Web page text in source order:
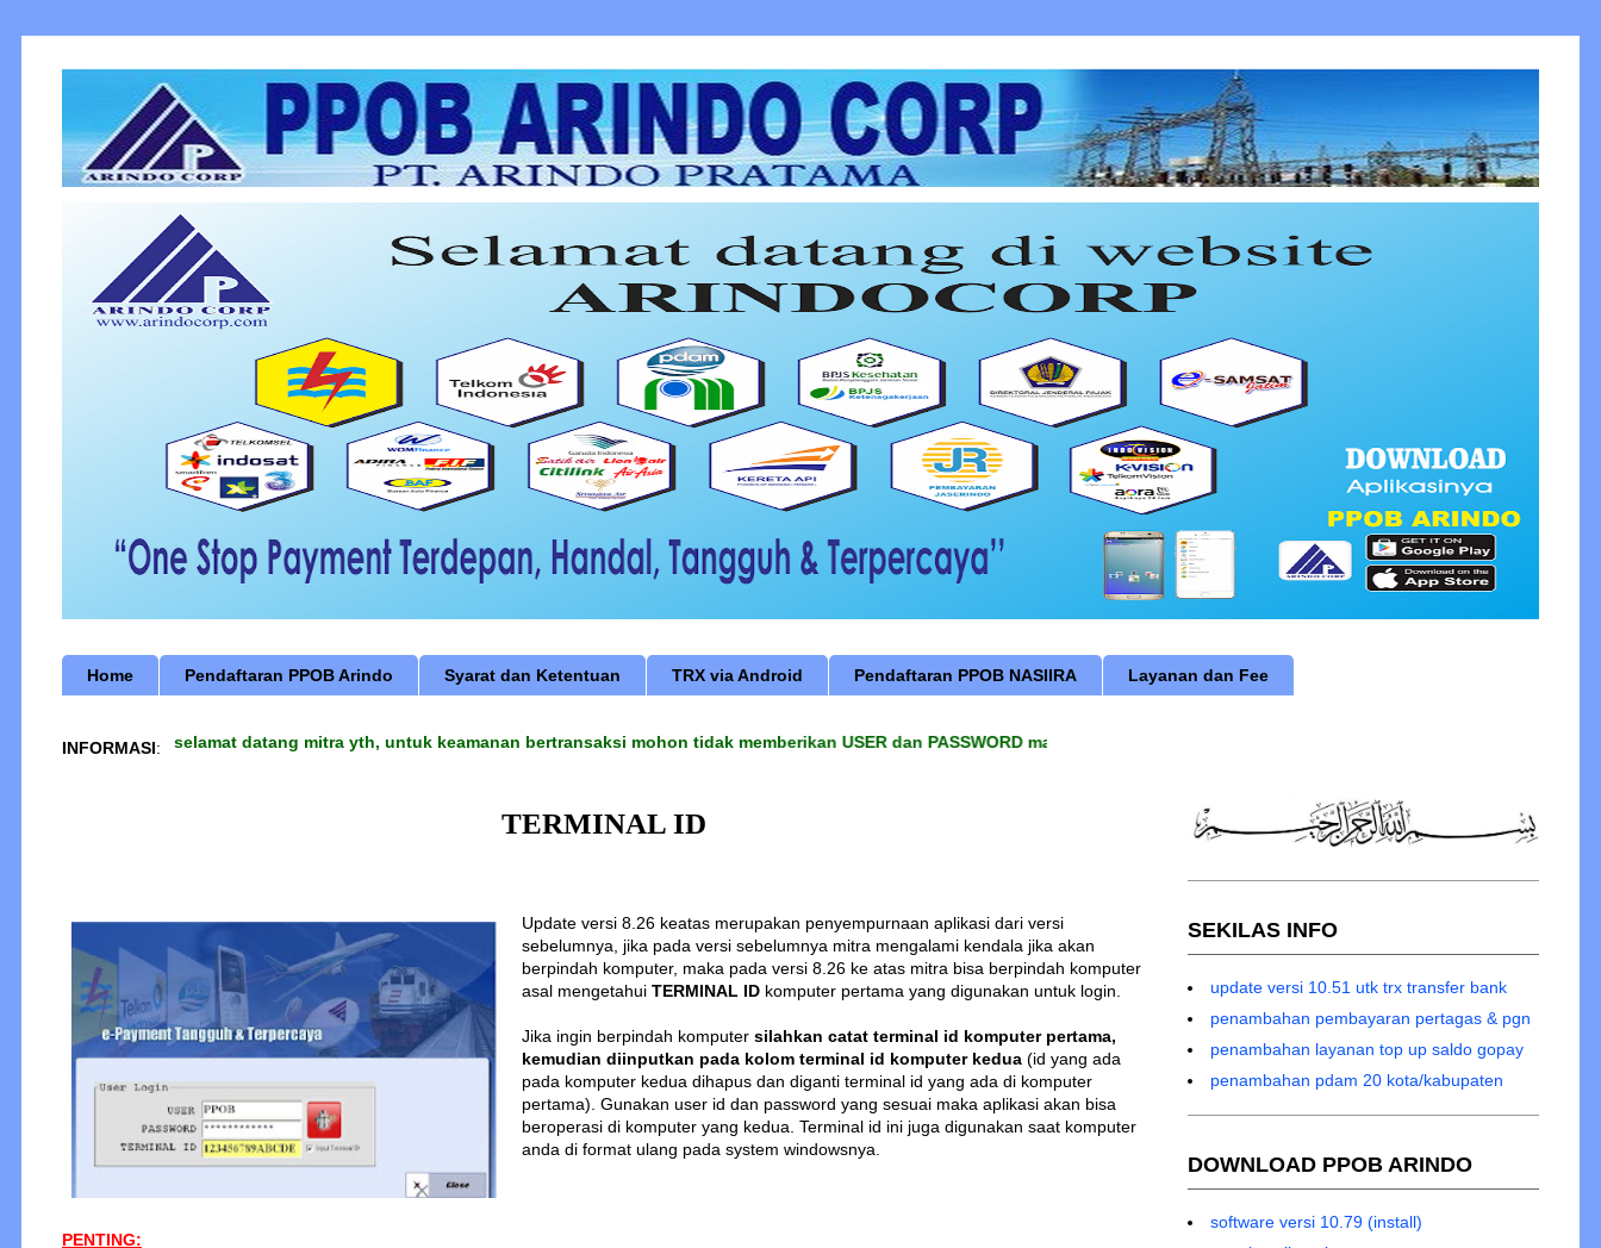
Home Pendaftaran PPOB Arindo Syarat dan Ketentuan TRX via Android Pendaftaran PPOB NASIIRA Layanan dan Fee
INFORMASI:
selamat datang mitra yth, untuk keamanan bertransaksi mohon tidak memberikan USER dan PASSWORD maupun TERMINAL ID anda kepada siapapun dengan alasan apapun..
TERMINAL ID
Update versi 8.26 keatas merupakan penyempurnaan aplikasi dari versi
sebelumnya, jika pada versi sebelumnya mitra mengalami kendala jika akan
berpindah komputer, maka pada versi 8.26 ke atas mitra bisa berpindah komputer
asal mengetahui TERMINAL ID komputer pertama yang digunakan untuk login.
Jika ingin berpindah komputer silahkan catat terminal id komputer pertama,
kemudian diinputkan pada kolom terminal id komputer kedua (id yang ada
pada komputer kedua dihapus dan diganti terminal id yang ada di komputer
pertama). Gunakan user id dan password yang sesuai maka aplikasi akan bisa
beroperasi di komputer yang kedua. Terminal id ini juga digunakan saat komputer
anda di format ulang pada system windowsnya.
PENTING:
SEKILAS INFO
update versi 10.51 utk trx transfer bank
penambahan pembayaran pertagas & pgn
penambahan layanan top up saldo gopay
penambahan pdam 20 kota/kabupaten
DOWNLOAD PPOB ARINDO
software versi 10.79 (install)